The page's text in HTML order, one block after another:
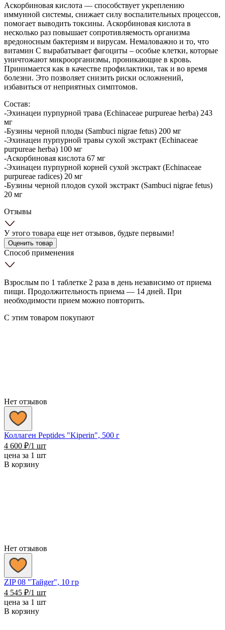
Аскорбиновая кислота ― способствует укреплению
иммунной системы, снижает силу воспалительных процессов,
помогает выводить токсины. Аскорбиновая кислота в
несколько раз повышает сопротивляемость организма
вредоносным бактериям и вирусам. Немаловажно и то, что
витамин С вырабатывает фагоциты – особые клетки, которые
уничтожают микроорганизмы, проникающие в кровь.
Принимается как в качестве профилактики, так и во время
болезни. Это позволяет снизить риски осложнений,
избавиться от неприятных симптомов.
Состав:
-Эхинацеи пурпурной трава (Echinaceae purpureae herba) 243
мг
-Бузины черной плоды (Sambuci nigrae fetus) 200 мг
-Эхинацеи пурпурной травы сухой экстракт (Echinaceae
purpureae herba) 100 мг
-Аскорбиновая кислота 67 мг
-Эхинацеи пурпурной корней сухой экстракт (Echinaceae
purpureae radices) 20 мг
-Бузины черной плодов сухой экстракт (Sambuci nigrae fetus)
20 мг
Отзывы
У этого товара еще нет отзывов, будьте первыми!
Оценить товар
Способ применения
Взрослым по 1 таблетке 2 раза в день независимо от приема
пищи. Продолжительность приема — 14 дней. При
необходимости прием можно повторить.
С этим товаром покупают
Нет отзывов
Коллаген Peptides "Kiperin", 500 г
4 600 ₽/1 шт
цена за 1 шт
В корзину
Нет отзывов
ZIP 08 "Taйger", 10 гр
4 545 ₽/1 шт
цена за 1 шт
В корзину